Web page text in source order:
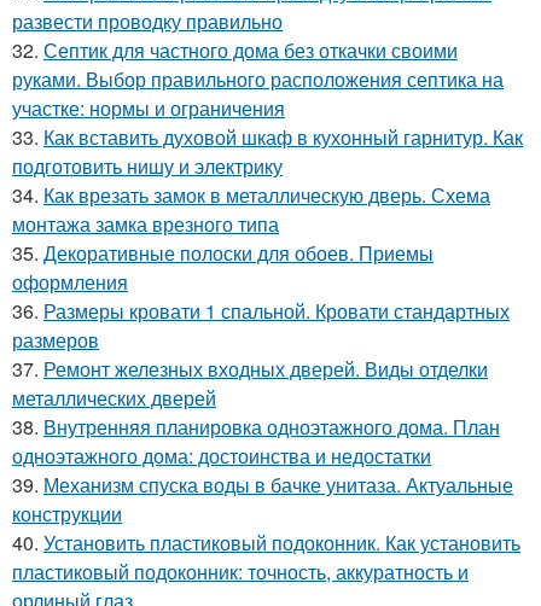
развести проводку правильно
32. Септик для частного дома без откачки своими
руками. Выбор правильного расположения септика на
участке: нормы и ограничения
33. Как вставить духовой шкаф в кухонный гарнитур. Как
подготовить нишу и электрику
34. Как врезать замок в металлическую дверь. Схема
монтажа замка врезного типа
35. Декоративные полоски для обоев. Приемы
оформления
36. Размеры кровати 1 спальной. Кровати стандартных
размеров
37. Ремонт железных входных дверей. Виды отделки
металлических дверей
38. Внутренняя планировка одноэтажного дома. План
одноэтажного дома: достоинства и недостатки
39. Механизм спуска воды в бачке унитаза. Актуальные
конструкции
40. Установить пластиковый подоконник. Как установить
пластиковый подоконник: точность, аккуратность и
орлиный глаз